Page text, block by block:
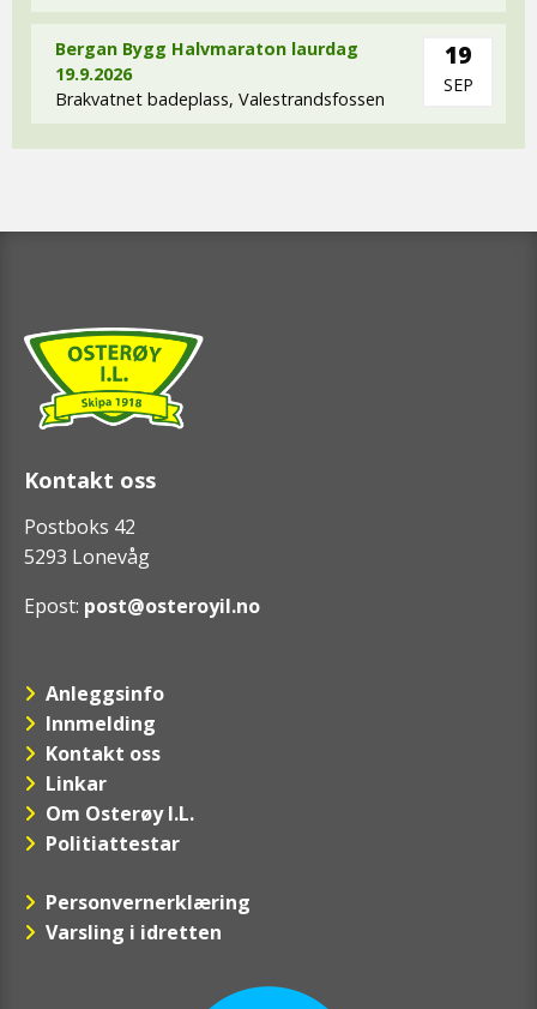
Bergan Bygg Halvmaraton laurdag
19.9.2026
Brakvatnet badeplass, Valestrandsfossen
19
SEP
Kontakt oss
Postboks 42
5293 Lonevåg
Epost: post@osteroyil.no
Anleggsinfo
Innmelding
Kontakt oss
Linkar
Om Osterøy I.L.
Politiattestar
Personvernerklæring
Varsling i idretten